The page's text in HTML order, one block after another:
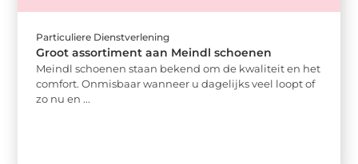
Particuliere Dienstverlening
Groot assortiment aan Meindl schoenen
Meindl schoenen staan bekend om de kwaliteit en het
comfort. Onmisbaar wanneer u dagelijks veel loopt of
zo nu en ...